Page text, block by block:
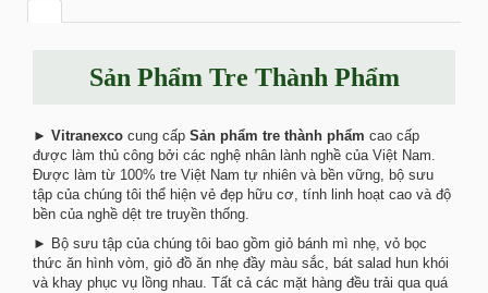
Sản Phẩm Tre Thành Phẩm
► Vitranexco cung cấp Sản phẩm tre thành phẩm cao cấp
được làm thủ công bởi các nghệ nhân lành nghề của Việt Nam.
Được làm từ 100% tre Việt Nam tự nhiên và bền vững, bộ sưu
tập của chúng tôi thể hiện vẻ đẹp hữu cơ, tính linh hoạt cao và độ
bền của nghề dệt tre truyền thống.
► Bộ sưu tập của chúng tôi bao gồm giỏ bánh mì nhẹ, vỏ bọc
thức ăn hình vòm, giỏ đồ ăn nhẹ đầy màu sắc, bát salad hun khói
và khay phục vụ lồng nhau. Tất cả các mặt hàng đều trải qua quá